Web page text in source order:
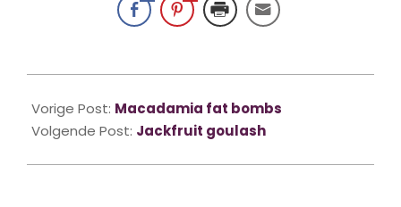
10-
04
Vorige Post: Macadamia fat bombs
Volgende Post: Jackfruit goulash